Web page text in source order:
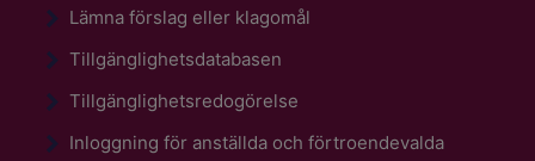
Lämna förslag eller klagomål
Tillgänglighetsdatabasen
Tillgänglighetsredogörelse
Inloggning för anställda och förtroendevalda